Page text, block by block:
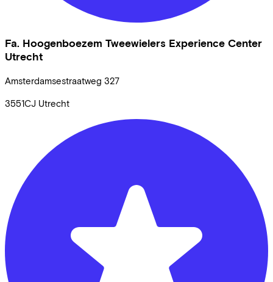
Fa. Hoogenboezem Tweewielers Experience Center
Utrecht
Amsterdamsestraatweg 327
3551CJ Utrecht